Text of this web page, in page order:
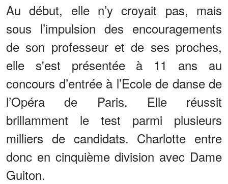
Au début, elle n’y croyait pas, mais
sous l’impulsion des encouragements
de son professeur et de ses proches,
elle s'est présentée à 11 ans au
concours d’entrée à l’Ecole de danse de
l’Opéra de Paris. Elle réussit
brillamment le test parmi plusieurs
milliers de candidats. Charlotte entre
donc en cinquième division avec Dame
Guiton.